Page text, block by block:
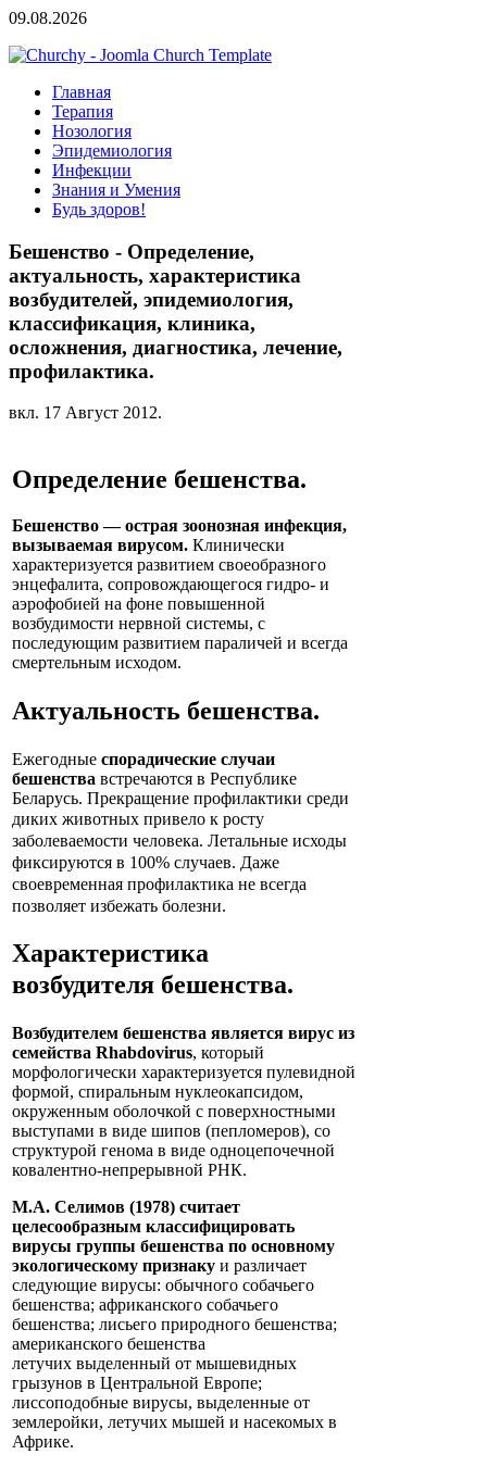
09.08.2026
Главная
Терапия
Нозология
Эпидемиология
Инфекции
Знания и Умения
Будь здоров!
Бешенство - Определение,
актуальность, характеристика
возбудителей, эпидемиология,
классификация, клиника,
осложнения, диагностика, лечение,
профилактика.
вкл. 17 Август 2012.
Определение бешенства.
Бешенство — острая зоонозная инфекция,
вызываемая вирусом. Клинически
характеризуется развитием своеобразного
энцефалита, сопровождающегося гидро- и
аэрофобией на фоне повышенной
возбудимости нервной системы, с
последующим развитием параличей и всегда
смертельным исходом.
Актуальность бешенства.
Ежегодные спорадические случаи
бешенства встречаются в Республике
Беларусь. Прекращение профилактики среди
диких животных привело к росту
заболеваемости человека. Летальные исходы
фиксируются в 100% случаев. Даже
своевременная профилактика не всегда
позволяет избежать болезни.
Характеристика
возбудителя бешенства.
Возбудителем бешенства является вирус из
семейства Rhabdovirus, который
морфологически характеризуется пулевидной
формой, спиральным нуклеокапсидом,
окруженным оболочкой с поверхностными
выступами в виде шипов (пепломеров), со
структурой генома в виде одноцепочечной
ковалентно-непрерывной РНК.
М.А. Селимов (1978) считает
целесообразным классифицировать
вирусы группы бешенства по основному
экологическому признаку и различает
следующие вирусы: обычного собачьего
бешенства; африканского собачьего
бешенства; лисьего природного бешенства;
американского бешенства
летучих выделенный от мышевидных
грызунов в Центральной Европе;
лиссоподобные вирусы, выделенные от
землеройки, летучих мышей и насекомых в
Африке.